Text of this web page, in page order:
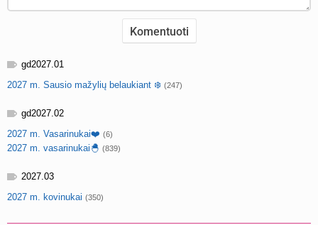
gd2027.01
2027 m. Sausio mažylių belaukiant ❄️ (247)
gd2027.02
2027 m. Vasarinukai❤️ (6)
2027 m. vasarinukai🐣 (839)
2027.03
2027 m. kovinukai (350)